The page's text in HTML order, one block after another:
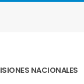
NACIONALES